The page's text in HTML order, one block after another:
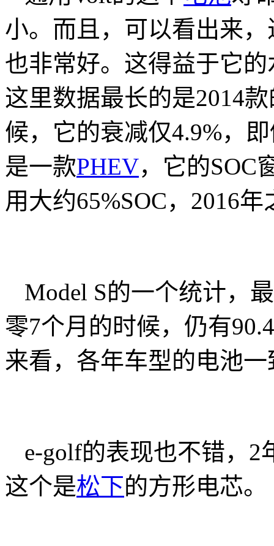
小。而且，可以看出来
也非常好。这得益于它
这里数据最长的是2014
候，它的衰减仅4.9%，
是一款PHEV，它的SOC
用大约65%SOC，2016
Model S的一个统计，
零7个月的时候，仍有
来看，各年车型的电池
e-golf的表现也不错，2
这个是松下的方形电芯。